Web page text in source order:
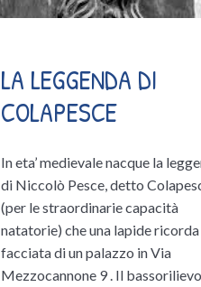
LA LEGGENDA DI
COLAPESCE
In eta’ medievale nacque la
di Niccolò Pesce, detto
(per le straordinarie capacità
natatorie) che una lapide
facciata di un palazzo in Via
Mezzocannone 9 . Il bassorilievo